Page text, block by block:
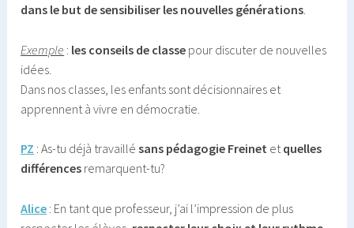
dans le but de sensibiliser les nouvelles générations
Exemple : les conseils de classe pour discuter de nouvelles
idées.
Dans nos classes, les enfants sont décisionnaires et
apprennent à vivre en démocratie.
PZ : As-tu déjà travaillé sans pédagogie Freinet etquelles
différences remarquent-tu?
Alice : En tant que professeur, j’ai l’impression de plus